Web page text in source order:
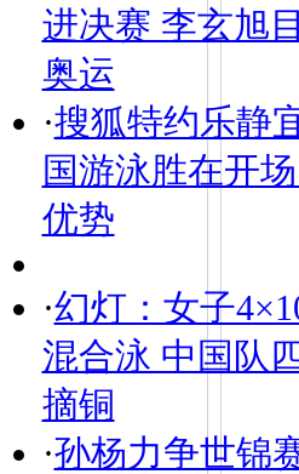
进决赛 李玄旭
奥运
·搜狐特约乐静
国游泳胜在开
优势
·幻灯：女子
混合泳 中国队
摘铜
·孙杨力争世锦